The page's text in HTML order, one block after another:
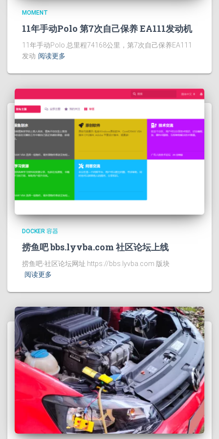
MOMENT
11年手动Polo 第7次自己保养 EA111发动机
11年手动Polo 总里程74168公里，第7次自己保养EA111
发动 阅读更多
DOCKER 容器
捞鱼吧 bbs.lyvba.com 社区论坛上线
捞鱼吧-社区论坛网址 https://bbs.lyvba.com 版块
阅读更多